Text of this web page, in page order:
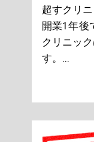
超すクリ
開業1年後
クリニッ
す。...